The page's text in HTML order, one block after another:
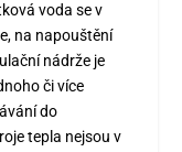
voda se v
na napouštění
nádrže je
či více
do
tepla nejsou v